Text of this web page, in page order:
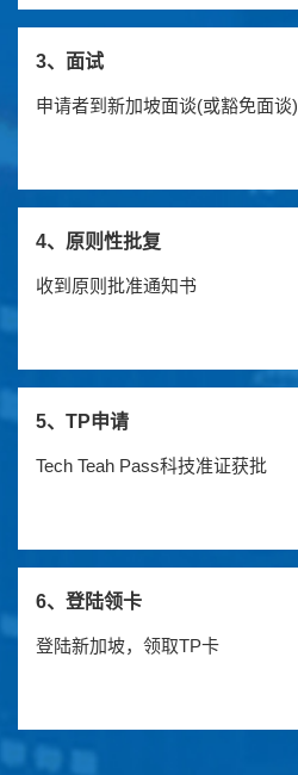
3、面试
申请者到新加坡面谈(或豁免面谈)
4、原则性批复
收到原则批准通知书
5、TP申请
Tech Teah Pass科技准证获批
6、登陆领卡
登陆新加坡，领取TP卡